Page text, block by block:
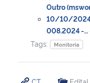
Outro
10/10/2024
008.2024 -…
Tags:
Monitoria
CT Edital